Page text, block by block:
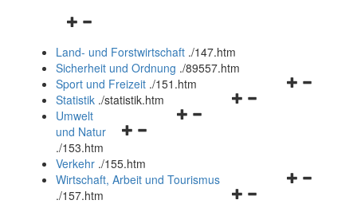
Navigationsmenü
und
schließen
Land- und Forstwirtschaft ./147.htm
Sicherheit und Ordnung ./89557.htm
Navigationsmenü
Sport und Freizeit ./151.htm
Navigationsmenü
Statistik ./statistik.htm
Navigationsmenü
und
schließen
Umwelt
und Natur
./153.htm
Verkehr ./155.htm
Navigationsmenü
Wirtschaft, Arbeit und Tourismus
./157.htm